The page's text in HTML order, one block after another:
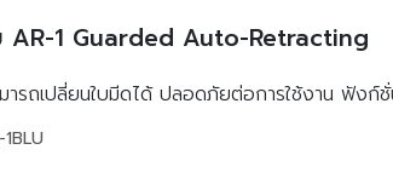
AR-1 Guarded Auto-Retracting
ารถเปลี่ยนใบมีดได้ ปลอดภัยต่อการใช้งาน ฟังก์